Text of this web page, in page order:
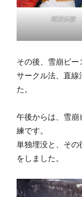
埋没体験
その後、雪崩ビー
サークル法、直線
た。
午後からは、雪
練です。
単独埋没と、そ
をしました。